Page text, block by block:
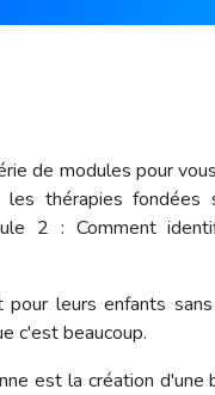
de modules pour
thérapies fondées
2 : Comment
leurs enfants sans
c'est beaucoup.
est la création d'une